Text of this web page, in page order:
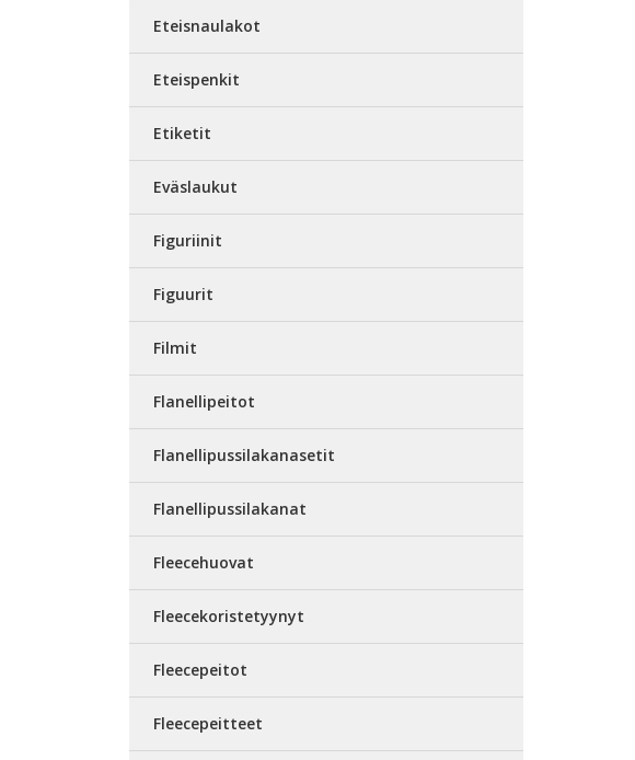
Eteisnaulakot
Eteispenkit
Etiketit
Eväslaukut
Figuriinit
Figuurit
Filmit
Flanellipeitot
Flanellipussilakanasetit
Flanellipussilakanat
Fleecehuovat
Fleecekoristetyynyt
Fleecepeitot
Fleecepeitteet